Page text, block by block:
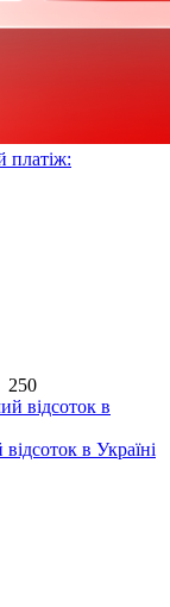
платіж:
250
в Україні